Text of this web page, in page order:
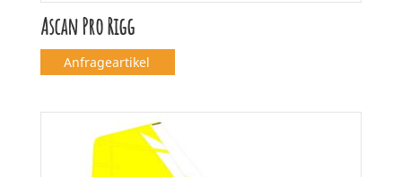
Ascan Pro Rigg
Anfrageartikel